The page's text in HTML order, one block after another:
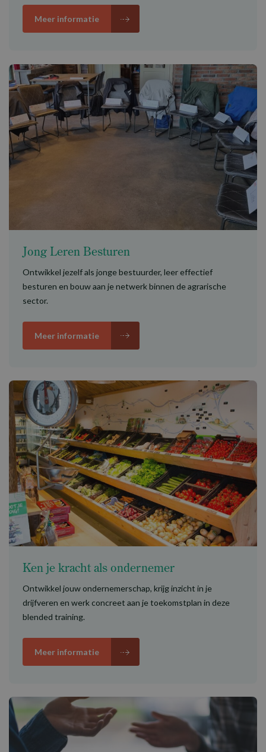
Meer informatie
Jong Leren Besturen
Ontwikkel jezelf als jonge bestuurder, leer effectief
besturen en bouw aan je netwerk binnen de agrarische
sector.
Meer informatie
Ken je kracht als ondernemer
Ontwikkel jouw ondernemerschap, krijg inzicht in je
drijfveren en werk concreet aan je toekomstplan in deze
blended training.
Meer informatie